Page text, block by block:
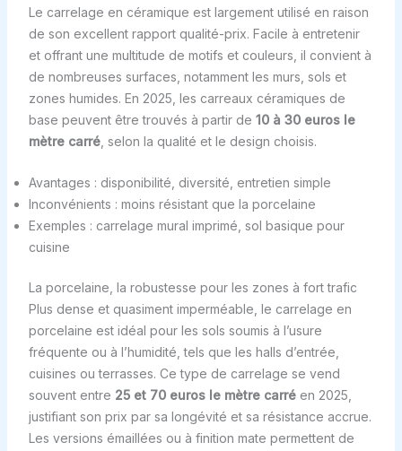
Le carrelage en céramique est largement utilisé en raison
de son excellent rapport qualité-prix. Facile à entretenir
et offrant une multitude de motifs et couleurs, il convient à
de nombreuses surfaces, notamment les murs, sols et
zones humides. En 2025, les carreaux céramiques de
base peuvent être trouvés à partir de 10 à 30 euros le
mètre carré, selon la qualité et le design choisis.
Avantages : disponibilité, diversité, entretien simple
Inconvénients : moins résistant que la porcelaine
Exemples : carrelage mural imprimé, sol basique pour
cuisine
La porcelaine, la robustesse pour les zones à fort trafic
Plus dense et quasiment imperméable, le carrelage en
porcelaine est idéal pour les sols soumis à l’usure
fréquente ou à l’humidité, tels que les halls d’entrée,
cuisines ou terrasses. Ce type de carrelage se vend
souvent entre 25 et 70 euros le mètre carréen 2025,
justifiant son prix par sa longévité et sa résistance accrue.
Les versions émaillées ou à finition mate permettent de